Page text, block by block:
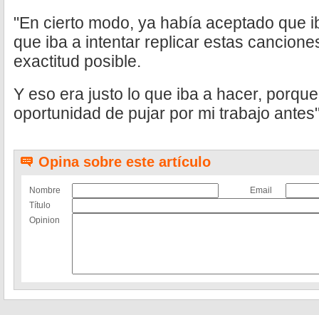
"En cierto modo, ya había aceptado que
que iba a intentar replicar estas
exactitud posible.
Y eso era justo lo que iba a hacer,
oportunidad de pujar por mi trabajo
Opina sobre este artículo
Nombre
Email
Título
Opinion